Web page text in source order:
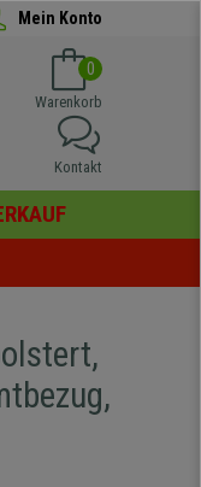
Mein Konto
0
Warenkorb
Kontakt